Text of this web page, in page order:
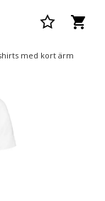
med kort ärm